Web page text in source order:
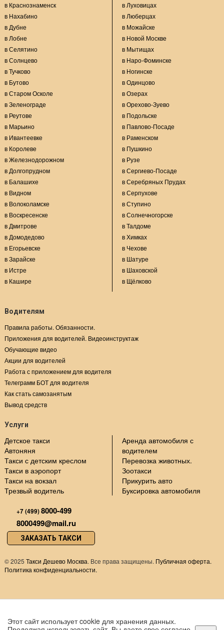
в Краснознаменск
в Нахабино
в Дубне
в Лобне
в Селятино
в Солнцево
в Тучково
в Бутово
в Старом Осколе
в Зеленограде
в Реутове
в Марьино
в Ивантеевке
в Королеве
в Железнодорожном
в Долгопрудном
в Балашихе
в Видном
в Волоколамске
в Воскресенске
в Дмитрове
в Домодедово
в Егорьевске
в Зарайске
в Истре
в Кашире
в Луховицах
в Люберцах
в Можайске
в Новой Москве
в Мытищах
в Наро-Фоминске
в Ногинске
в Одинцово
в Озерах
в Орехово-Зуево
в Подольске
в Павлово-Посаде
в Раменском
в Пушкино
в Рузе
в Сергиево-Посаде
в Серебряных Прудах
в Серпухове
в Ступино
в Солнечногорске
в Талдоме
в Химках
в Чехове
в Шатуре
в Шаховской
в Щёлково
Водителям
Правила работы. Обязанности.
Приложения для водителей. Видеоинструктаж
Обучающие видео
Акции для водителей
Работа с приложением для водителя
Телеграмм БОТ для водителя
Как стать самозанятым
Вывод средств
Услуги
Детское такси
Автоняня
Такси с детским креслом
Такси в аэропорт
Такси на вокзал
Трезвый водитель
Аренда автомобиля с
водителем
Перевозка животных.
Зоотакси
Прикурить авто
Буксировка автомобиля
+7 (499)8000-499
8000499@mail.ru
ЗАКАЗАТЬ ТАКСИ
©2025 Такси Дешево Москва. Все права защищены. Публичная оферта.
Политика конфиденциальности.
Этот сайт использует cookie для хранения данных.